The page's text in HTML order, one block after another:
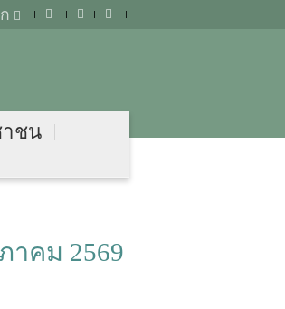
ก
าชน
าคม 2569